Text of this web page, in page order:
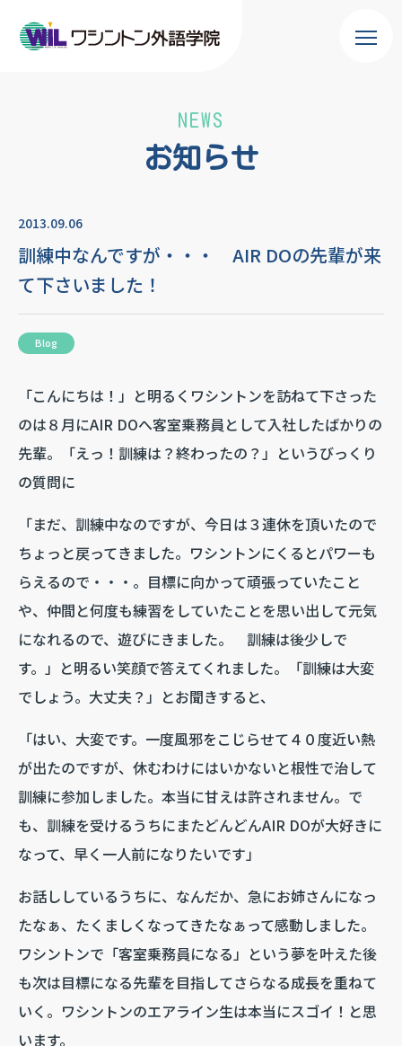
お知らせ
NEWS
2013.09.06
訓練中なんですが・・・ AIR DOの先輩が来
て下さいました！
Blog
「こんにちは！」と明るくワシントンを訪ねて下さった
のは８月にAIR DOへ客室乗務員として入社したばかりの
先輩。「えっ！訓練は？終わったの？」というびっくり
の質問に
「まだ、訓練中なのですが、今日は３連休を頂いたので
ちょっと戻ってきました。ワシントンにくるとパワーも
らえるので・・・。目標に向かって頑張っていたこと
や、仲間と何度も練習をしていたことを思い出して元気
になれるので、遊びにきました。 訓練は後少しで
す。」と明るい笑顔で答えてくれました。「訓練は大変
でしょう。大丈夫？」とお聞きすると、
「はい、大変です。一度風邪をこじらせて４０度近い熱
が出たのですが、休むわけにはいかないと根性で治して
訓練に参加しました。本当に甘えは許されません。で
も、訓練を受けるうちにまたどんどんAIR DOが大好きに
なって、早く一人前になりたいです」
お話ししているうちに、なんだか、急にお姉さんになっ
たなぁ、たくましくなってきたなぁって感動しました。
ワシントンで「客室乗務員になる」という夢を叶えた後
も次は目標になる先輩を目指してさらなる成長を重ねて
いく。ワシントンのエアライン生は本当にスゴイ！と思
います。